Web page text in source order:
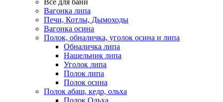
Все для бани
Вагонка липа
Печи, Котлы, Дымоходы
Вагонка осина
Полок, обналичка, уголок осина и липа
Обналичка липа
Нащельник липа
Уголок липа
Полок липа
Полок осина
Полок абаш, кедр, ольха
Полок Ольха